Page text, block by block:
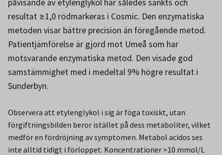
påvisande av etylenglykol har således sänkts och
resultat ≥1,0 rödmarkeras i Cosmic. Den enzymatiska
metoden visar bättre precision än föregående metod.
Patientjämförelse är gjord mot Umeå som har
motsvarande enzymatiska metod. Den visade god
samstämmighet med i medeltal 9% högre resultat i
Sunderbyn.
Observera att etylenglykol i sig är föga toxiskt, utan
förgiftningsbilden beror istället på dess metaboliter, vilket
medför en fördröjning av symptomen. Metabol acidos ses
inte alltid tidigt i förloppet. Koncentrationer >10 mmol/L